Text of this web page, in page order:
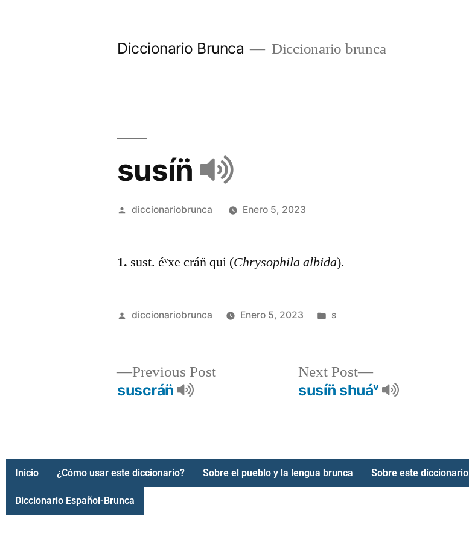
Diccionario Brunca Diccionario brunca
susín̈
diccionariobrunca Enero 5, 2023
1. sust. éᵛxe crán̈ qui (Chrysophila albida).
diccionariobrunca Enero 5, 2023 s
Previous Post
suscrán̈
Next Post
susín̈ shuáᵛ
Inicio ¿Cómo usar este diccionario? Sobre el pueblo y la lengua brunca Sobre este diccionario
Diccionario Español-Brunca